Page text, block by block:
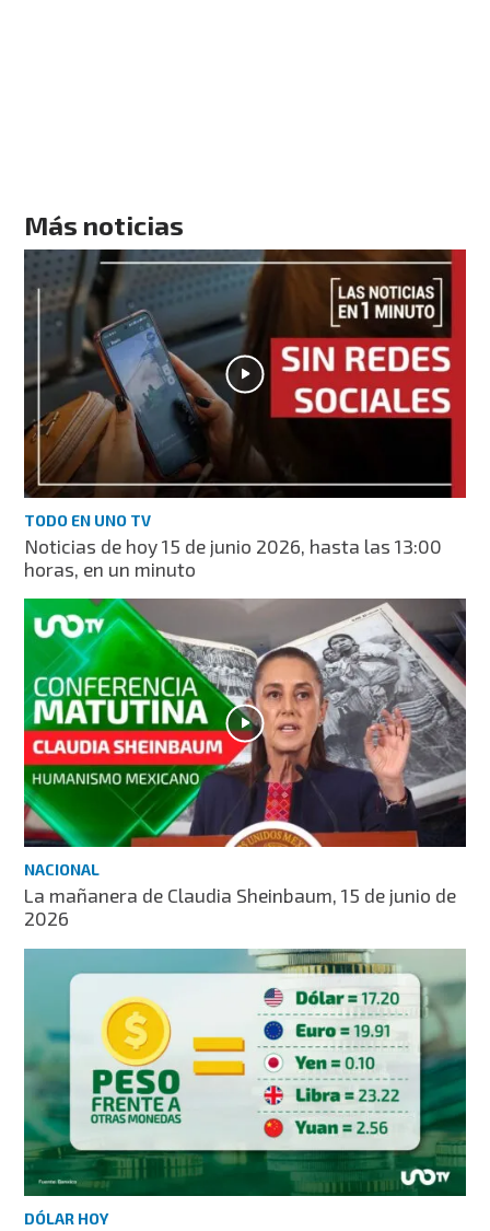
Más noticias
TODO EN UNO TV
Noticias de hoy 15 de junio 2026, hasta las 13:00
horas, en un minuto
NACIONAL
La mañanera de Claudia Sheinbaum, 15 de junio de
2026
DÓLAR HOY